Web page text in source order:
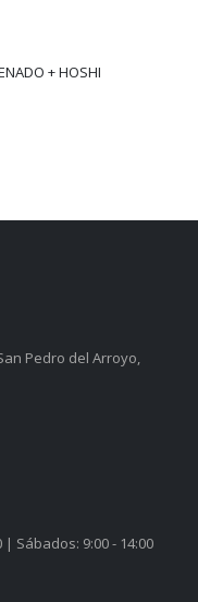
+ HOSHI
Pedro del Arroyo,
| Sábados: 9:00 - 14:00